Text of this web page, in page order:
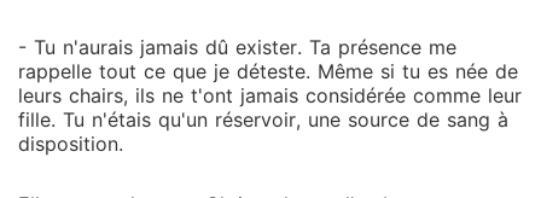
- Tu n'aurais jamais dû exister. Ta présence me
rappelle tout ce que je déteste. Même si tu es née de
leurs chairs, ils ne t'ont jamais considérée comme leur
fille. Tu n'étais qu'un réservoir, une source de sang à
disposition.